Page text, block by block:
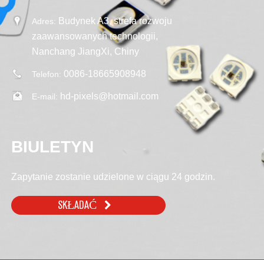
Adres: Budynek A3, strefa rozwoju
zaawansowanych technologii,
Nanchang JiangXi, Chiny
Telefon: 0086-18665908948
E-mail: hd-pixels@hotmail.com
BIULETYN
Zapytanie zostanie udzielone w ciągu 24 godzin.
SKŁADAĆ